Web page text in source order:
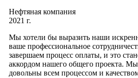
Нефтяная компания
2021 г.
Мы хотели бы выразить наши
ваше профессиональное
завершаем процесс оплаты, и это
аккордом нашего общего проекта.
довольны всем процессом и